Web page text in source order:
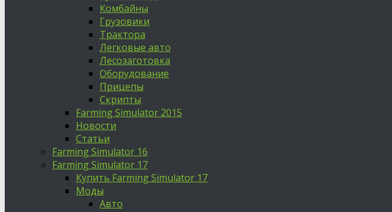
Комбайны
Грузовики
Трактора
Легковые авто
Лесозаготовка
Оборудование
Прицепы
Скрипты
Farming Simulator 2015
Новости
Статьи
Farming Simulator 16
Farming Simulator 17
Купить Farming Simulator 17
Моды
Авто